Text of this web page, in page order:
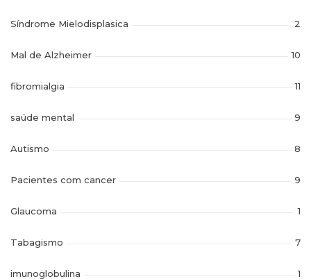
Síndrome Mielodisplasica 2
Mal de Alzheimer 10
fibromialgia 11
saúde mental 9
Autismo 8
Pacientes com cancer 9
Glaucoma 1
Tabagismo 7
imunoglobulina 1